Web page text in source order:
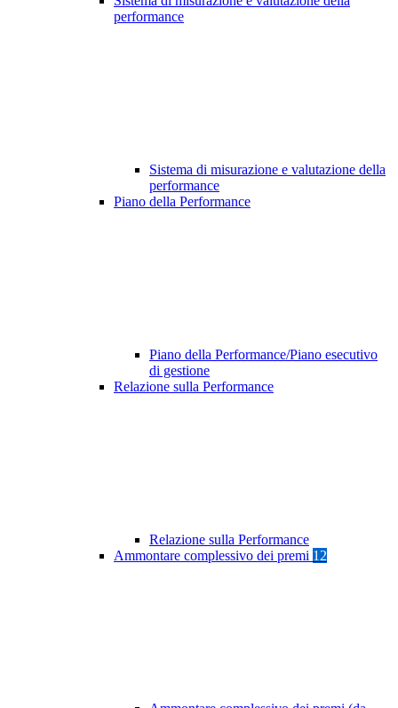
performance
Sistema di misurazione e valutazione della
performance
Piano della Performance
Piano della Performance/Piano esecutivo
di gestione
Relazione sulla Performance
Relazione sulla Performance
Ammontare complessivo dei premi 12